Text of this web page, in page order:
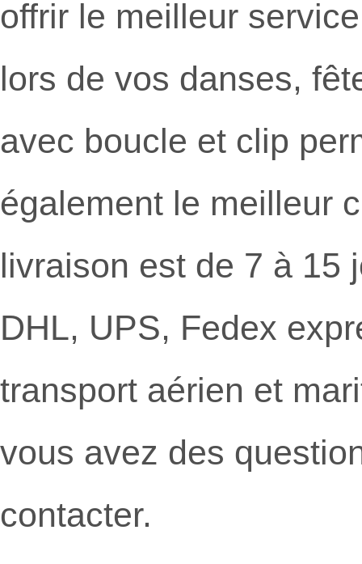
offrir le meilleur
lors de vos danses,
avec boucle et clip
également le meilleur
livraison est de 7 à 15
DHL, UPS, Fedex
transport aérien et
vous avez des
contacter.